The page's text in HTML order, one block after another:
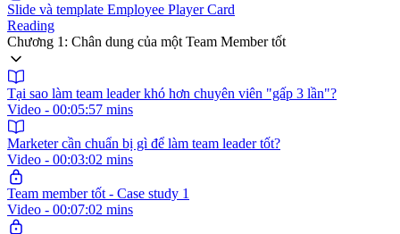
Slide và template Employee Player Card
Reading
Chương 1: Chân dung của một Team Member tốt
Tại sao làm team leader khó hơn chuyên viên "gấp 3 lần"?
Video - 00:05:57 mins
Marketer cần chuẩn bị gì để làm team leader tốt?
Video - 00:03:02 mins
Team member tốt - Case study 1
Video - 00:07:02 mins